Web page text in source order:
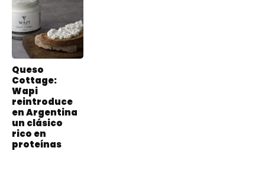
Queso
Cottage:
Wapi
reintroduce
en Argentina
un clásico
rico en
proteínas